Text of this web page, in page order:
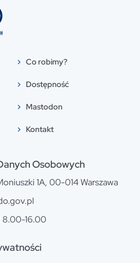
Co robimy?
Dostępność
Mastodon
Kontakt
Osobowych
1A, 00-014 Warszawa
8.00-16.00